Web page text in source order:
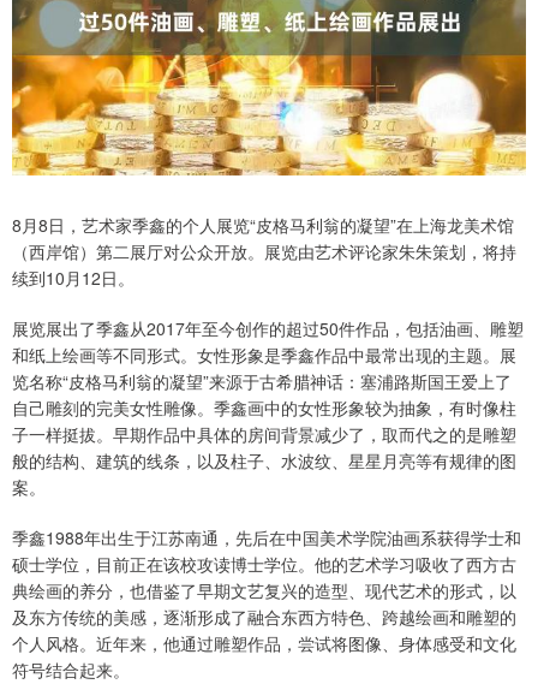
8月8日，艺术家季鑫的个人展览“皮格马利翁的凝望”在上海龙美术馆
（西岸馆）第二展厅对公众开放。展览由艺术评论家朱朱策划，将持
续到10月12日。
展览展出了季鑫从2017年至今创作的超过50件作品，包括油画、雕塑
和纸上绘画等不同形式。女性形象是季鑫作品中最常出现的主题。展
览名称“皮格马利翁的凝望”来源于古希腊神话：塞浦路斯国王爱上了
自己雕刻的完美女性雕像。季鑫画中的女性形象较为抽象，有时像柱
子一样挺拔。早期作品中具体的房间背景减少了，取而代之的是雕塑
般的结构、建筑的线条，以及柱子、水波纹、星星月亮等有规律的图
案。
季鑫1988年出生于江苏南通，先后在中国美术学院油画系获得学士和
硕士学位，目前正在该校攻读博士学位。他的艺术学习吸收了西方古
典绘画的养分，也借鉴了早期文艺复兴的造型、现代艺术的形式，以
及东方传统的美感，逐渐形成了融合东西方特色、跨越绘画和雕塑的
个人风格。近年来，他通过雕塑作品，尝试将图像、身体感受和文化
符号结合起来。